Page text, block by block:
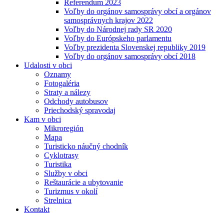
Referendum 2023
Voľby do orgánov samosprávy obcí a orgánov
samosprávnych krajov 2022
Voľby do Národnej rady SR 2020
Voľby do Európskeho parlamentu
Voľby prezidenta Slovenskej republiky 2019
Voľby do orgánov samosprávy obcí 2018
Udalosti v obci
Oznamy
Fotogaléria
Straty a nálezy
Odchody autobusov
Priechodský spravodaj
Kam v obci
Mikroregión
Mapa
Turisticko náučný chodník
Cyklotrasy
Turistika
Služby v obci
Reštaurácie a ubytovanie
Turizmus v okolí
Strelnica
Kontakt